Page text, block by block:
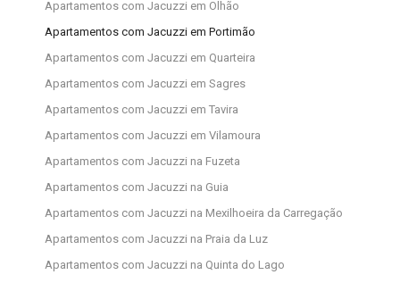
Apartamentos com Jacuzzi em Olhão
Apartamentos com Jacuzzi em Portimão
Apartamentos com Jacuzzi em Quarteira
Apartamentos com Jacuzzi em Sagres
Apartamentos com Jacuzzi em Tavira
Apartamentos com Jacuzzi em Vilamoura
Apartamentos com Jacuzzi na Fuzeta
Apartamentos com Jacuzzi na Guia
Apartamentos com Jacuzzi na Mexilhoeira da Carregação
Apartamentos com Jacuzzi na Praia da Luz
Apartamentos com Jacuzzi na Quinta do Lago